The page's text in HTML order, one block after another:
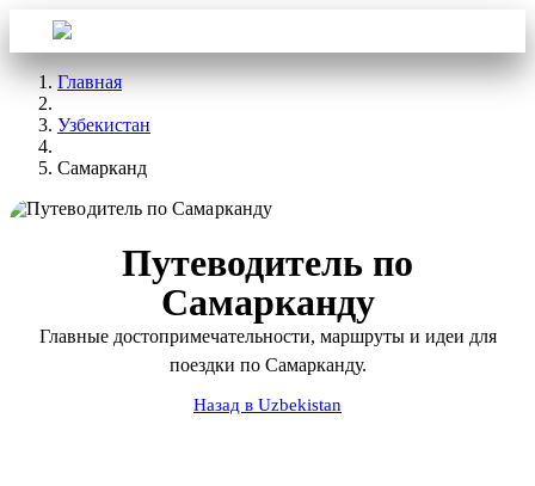
Главная
Узбекистан
Самарканд
Путеводитель по
Самарканду
Главные достопримечательности, маршруты и идеи для
поездки по Самарканду.
Назад в Uzbekistan